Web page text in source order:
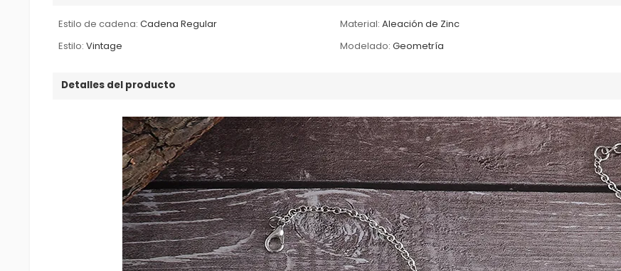
Estilo de cadena: Cadena Regular Material: Aleación de Zinc
Estilo: Vintage Modelado: Geometría
Detalles del producto